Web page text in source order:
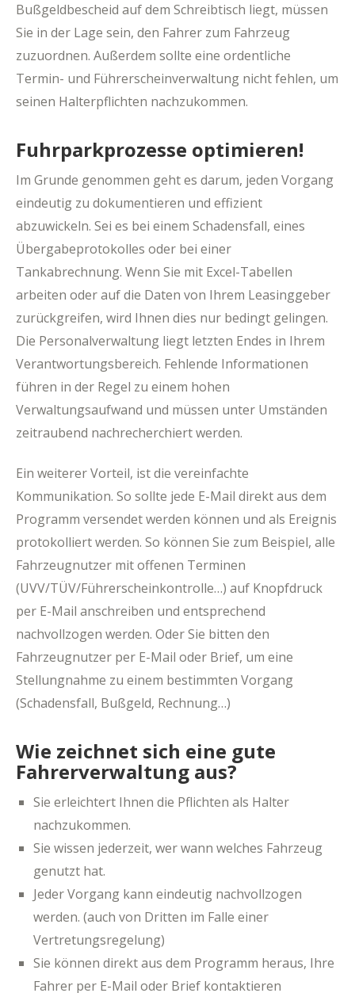
Bußgeldbescheid auf dem Schreibtisch liegt, müssen
Sie in der Lage sein, den Fahrer zum Fahrzeug
zuzuordnen. Außerdem sollte eine ordentliche
Termin- und Führerscheinverwaltung nicht fehlen, um
seinen Halterpflichten nachzukommen.
Fuhrparkprozesse optimieren!
Im Grunde genommen geht es darum, jeden Vorgang
eindeutig zu dokumentieren und effizient
abzuwickeln. Sei es bei einem Schadensfall, eines
Übergabeprotokolles oder bei einer
Tankabrechnung. Wenn Sie mit Excel-Tabellen
arbeiten oder auf die Daten von Ihrem Leasinggeber
zurückgreifen, wird Ihnen dies nur bedingt gelingen.
Die Personalverwaltung liegt letzten Endes in Ihrem
Verantwortungsbereich. Fehlende Informationen
führen in der Regel zu einem hohen
Verwaltungsaufwand und müssen unter Umständen
zeitraubend nachrecherchiert werden.
Ein weiterer Vorteil, ist die vereinfachte
Kommunikation. So sollte jede E-Mail direkt aus dem
Programm versendet werden können und als Ereignis
protokolliert werden. So können Sie zum Beispiel, alle
Fahrzeugnutzer mit offenen Terminen
(UVV/TÜV/Führerscheinkontrolle…) auf Knopfdruck
per E-Mail anschreiben und entsprechend
nachvollzogen werden. Oder Sie bitten den
Fahrzeugnutzer per E-Mail oder Brief, um eine
Stellungnahme zu einem bestimmten Vorgang
(Schadensfall, Bußgeld, Rechnung…)
Wie zeichnet sich eine gute
Fahrerverwaltung aus?
Sie erleichtert Ihnen die Pflichten als Halter
nachzukommen.
Sie wissen jederzeit, wer wann welches Fahrzeug
genutzt hat.
Jeder Vorgang kann eindeutig nachvollzogen
werden. (auch von Dritten im Falle einer
Vertretungsregelung)
Sie können direkt aus dem Programm heraus, Ihre
Fahrer per E-Mail oder Brief kontaktieren